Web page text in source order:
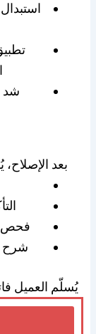
بعد الإصلاح، يُشغّل
فحص
شرح
يُسلّم العميل